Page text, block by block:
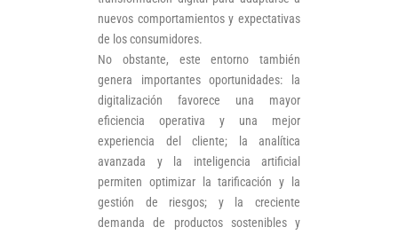
nuevos comportamientos y expectativas
de los consumidores.
No obstante, este entorno también
genera importantes oportunidades: la
digitalización favorece una mayor
eficiencia operativa y una mejor
experiencia del cliente; la analítica
avanzada y la inteligencia artificial
permiten optimizar la tarificación y la
gestión de riesgos; y la creciente
demanda de productos sostenibles y